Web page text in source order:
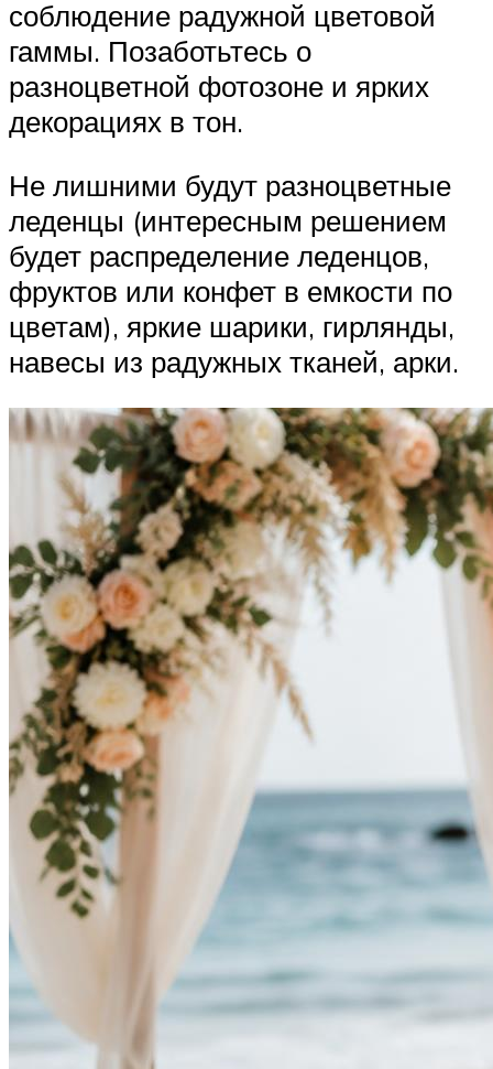
соблюдение радужной цветовой
гаммы. Позаботьтесь о
разноцветной фотозоне и ярких
декорациях в тон.
Не лишними будут разноцветные
леденцы (интересным решением
будет распределение леденцов,
фруктов или конфет в емкости по
цветам), яркие шарики, гирлянды,
навесы из радужных тканей, арки.